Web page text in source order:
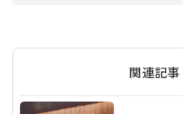
関連記事